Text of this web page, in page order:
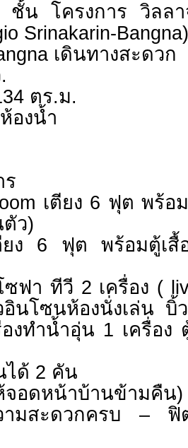
น โครงการ วิลล
Srinakarin-Bangna)
เดินทางสะดวก
ตร.ม.
องน้ำ
ร
เตียง 6 ฟุต พร้อ
ว)
ง 6 ฟุต พร้อมตู้เสื้อ
ซฟา ทีวี 2 เครื่อง (
นโซนห้องนั่งเล่น บิ้
งทำน้ำอุ่น 1 เครื่อง
ได้ 2 คัน
จอดหน้าบ้านข้ามคืน)
ามสะดวกครบ – ฟิ